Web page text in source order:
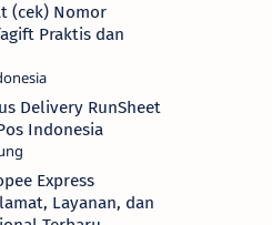
(cek) Nomor
Praktis dan
Delivery RunSheet
Indonesia
Express
Layanan, dan